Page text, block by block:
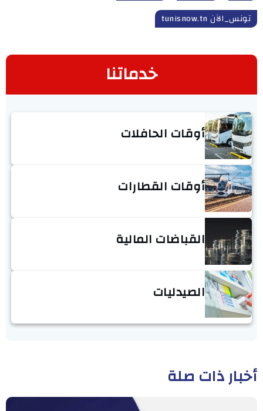
تونس_الآن tunisnow.tn
خدماتنا
أوقات الحافلات
أوقات القطارات
القباضات المالية
الصيدليات
أخبار ذات صلة